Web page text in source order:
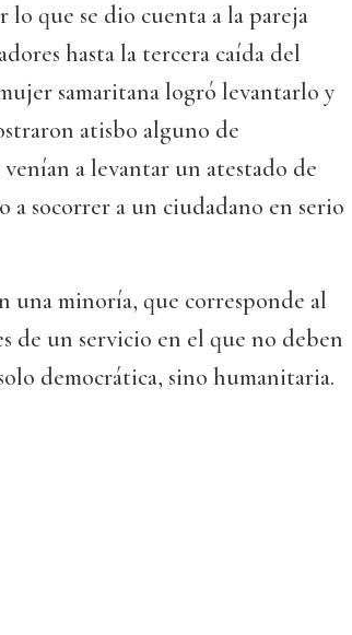
lo que se dio cuenta a la pareja
hasta la tercera caída del
samaritana logró levantarlo y
atisbo alguno de
a levantar un atestado de
socorrer a un ciudadano en serio
una minoría, que corresponde al
un servicio en el que no deben
democrática, sino humanitaria.